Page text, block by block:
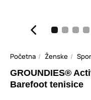
Početna Ženske
GROUNDIES®
Barefoot tenisice